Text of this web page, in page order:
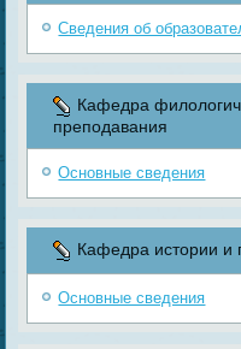
Сведения об
Кафедра
преподавания
Основные сведения
Кафедра истории и
Основные сведения